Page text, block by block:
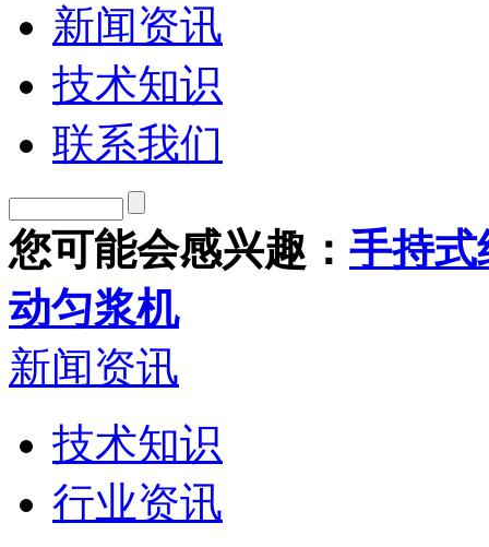
新闻资讯
技术知识
联系我们
您可能会感兴趣： 手持式
动匀浆机
新闻资讯
技术知识
行业资讯